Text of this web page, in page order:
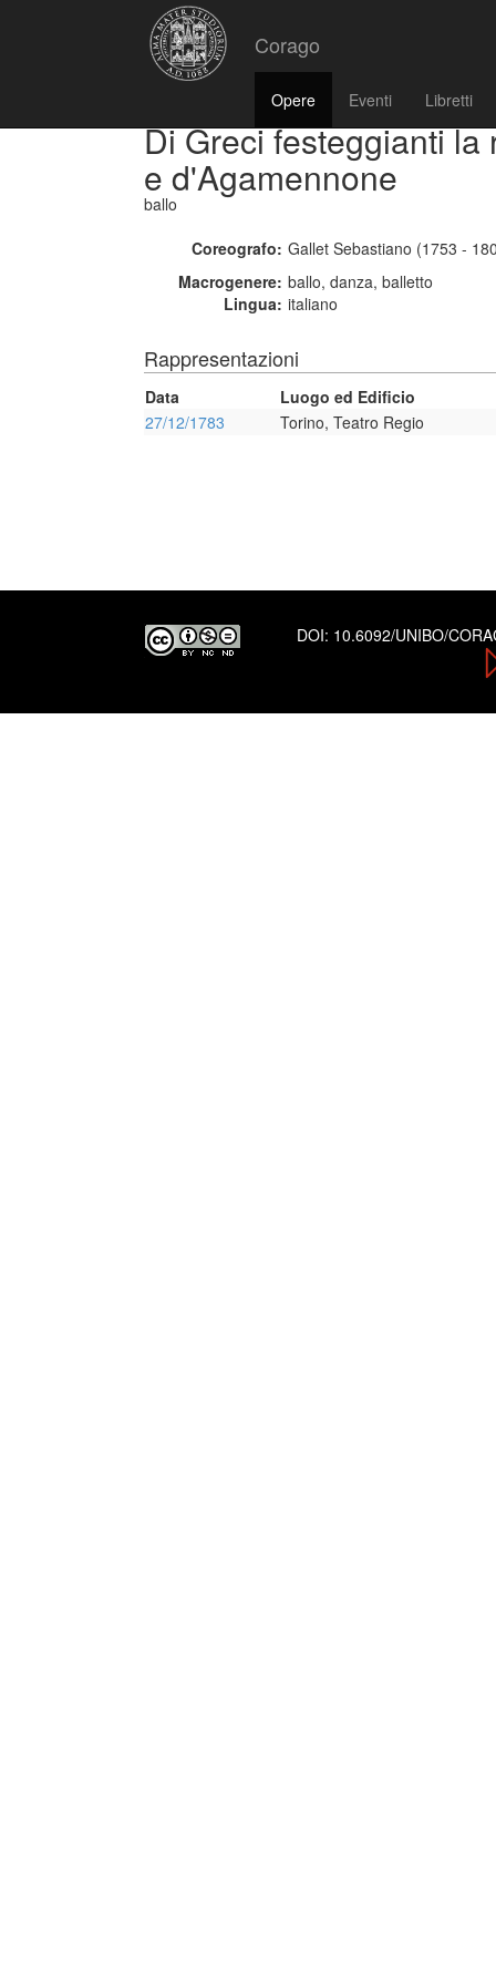
Corago
Opere Eventi Libretti
Di Greci festeggianti
e d'Agamennone
ballo
Coreografo: Gallet Sebastiano (1753 -
Macrogenere: ballo, danza, balletto
Lingua: italiano
Rappresentazioni
Data
Luogo ed Edificio
27/12/1783
Torino, Teatro Regio
DOI: 10.6092/UNIBO/